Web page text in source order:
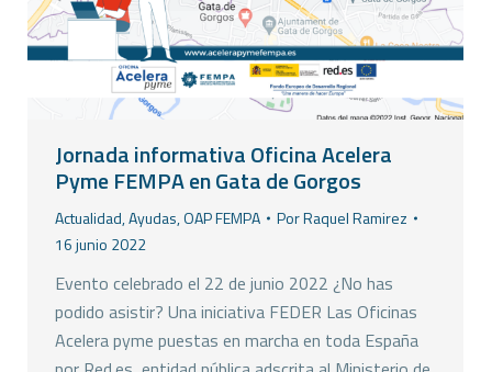
Jornada informativa Oficina Acelera
Pyme FEMPA en Gata de Gorgos
Actualidad,Ayudas,OAP FEMPA PorRaquel Ramirez
16 junio 2022
Evento celebrado el 22 de junio 2022 ¿No has
podido asistir? Una iniciativa FEDER Las Oficinas
Acelera pyme puestas en marcha en toda España